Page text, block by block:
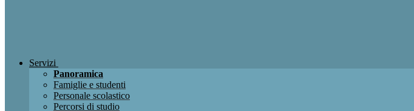
Servizi
Panoramica
Famiglie e studenti
Personale scolastico
Percorsi di studio